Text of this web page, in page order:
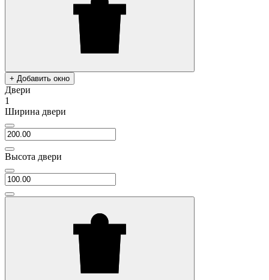
+ Добавить окно
Двери
1
Ширина двери
Высота двери